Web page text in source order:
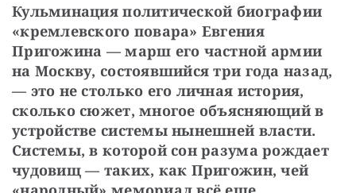
Кульминация политической биографии
«кремлевского повара» Евгения
Пригожина — марш его частной армии
на Москву, состоявшийся три года назад,
— это не столько его личная история,
сколько сюжет, многое объясняющий в
устройстве системы нынешней власти.
Системы, в которой сон разума рождает
чудовищ — таких, как Пригожин, чей